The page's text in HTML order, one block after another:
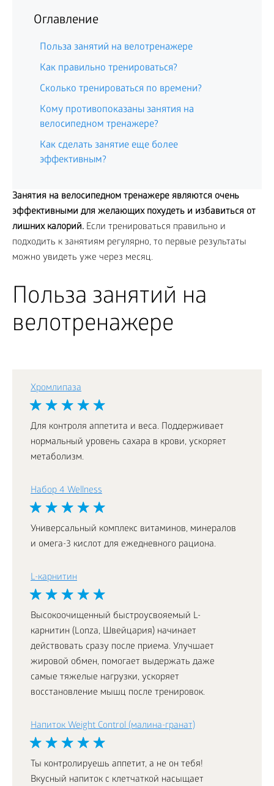
Оглавление
Польза занятий на велотренажере
Как правильно тренироваться?
Сколько тренироваться по времени?
Кому противопоказаны занятия на
велосипедном тренажере?
Как сделать занятие еще более
эффективным?
Занятия на велосипедном тренажере являются очень
эффективными для желающих похудеть и избавиться от
лишних калорий. Если тренироваться правильно и
подходить к занятиям регулярно, то первые результаты
можно увидеть уже через месяц.
Польза занятий на
велотренажере
Хромлипаза
Для контроля аппетита и веса. Поддерживает
нормальный уровень сахара в крови, ускоряет
метаболизм.
Набор 4 Wellness
Универсальный комплекс витаминов, минералов
и омега-3 кислот для ежедневного рациона.
L-карнитин
Высокоочищенный быстроусвояемый L-
карнитин (Lonza, Швейцария) начинает
действовать сразу после приема. Улучшает
жировой обмен, помогает выдержать даже
самые тяжелые нагрузки, ускоряет
восстановление мышц после тренировок.
Напиток Weight Control (малина-гранат)
Ты контролируешь аппетит, а не он тебя!
Вкусный напиток с клетчаткой насыщает